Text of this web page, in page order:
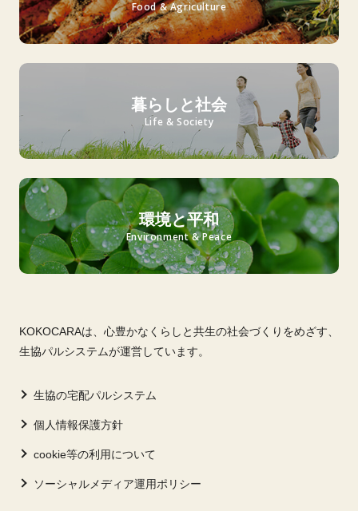
Food & Agriculture
暮らしと社会
Life & Society
環境と平和
Environment & Peace
KOKOCARAは、心豊かなくらしと共生の社会づくりをめざす、
生協パルシステムが運営しています。
生協の宅配パルシステム
個人情報保護方針
cookie等の利用について
ソーシャルメディア運用ポリシー